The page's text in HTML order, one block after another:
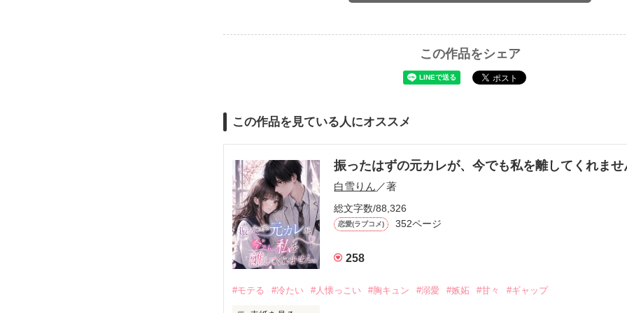
この作品をシェア
この作品を見ている人にオススメ
振ったはずの元カレが、今でも私を離してくれませ
白雪りん ／著
総文字数/88,326
恋愛(ラブコメ) 352ページ
258
#モテる #冷たい #人懐っこい #胸キュン #溺愛 #嫉妬 #甘々 #ギャップ